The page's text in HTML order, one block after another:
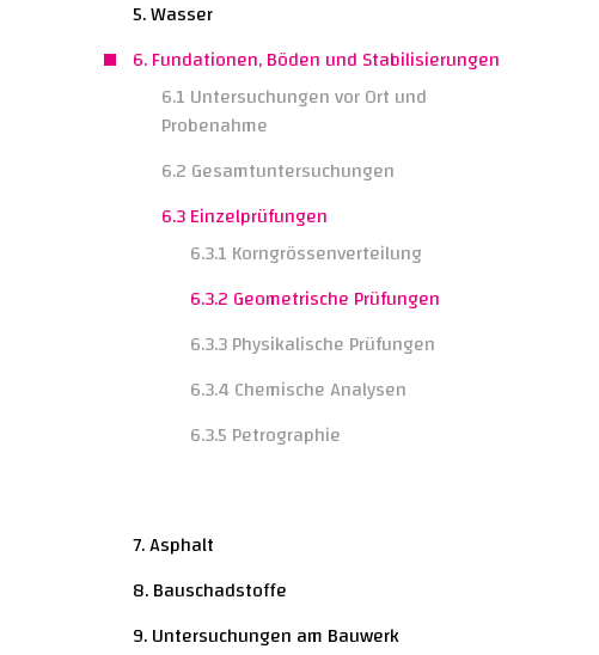
5. Wasser
6. Fundationen, Böden und Stabilisierungen
6.1 Untersuchungen vor Ort und
Probenahme
6.2 Gesamtuntersuchungen
6.3 Einzelprüfungen
6.3.1 Korngrössenverteilung
6.3.2 Geometrische Prüfungen
6.3.3 Physikalische Prüfungen
6.3.4 Chemische Analysen
6.3.5 Petrographie
7. Asphalt
8. Bauschadstoffe
9. Untersuchungen am Bauwerk